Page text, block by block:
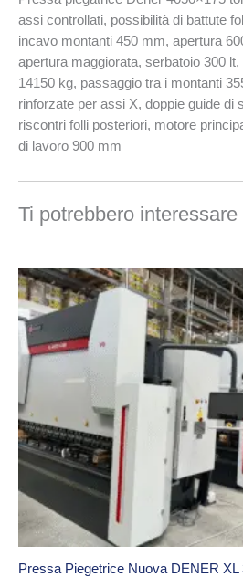
assi controllati, possibilità di battute
incavo montanti 450 mm, apertura
apertura maggiorata, serbatoio 300
14150 kg, passaggio tra i montanti
rinforzate per assi X, doppie guide di
riscontri folli posteriori, motore
di lavoro 900 mm
Ti potrebbero interessare
Pressa Piegetrice Nuova DENER XL